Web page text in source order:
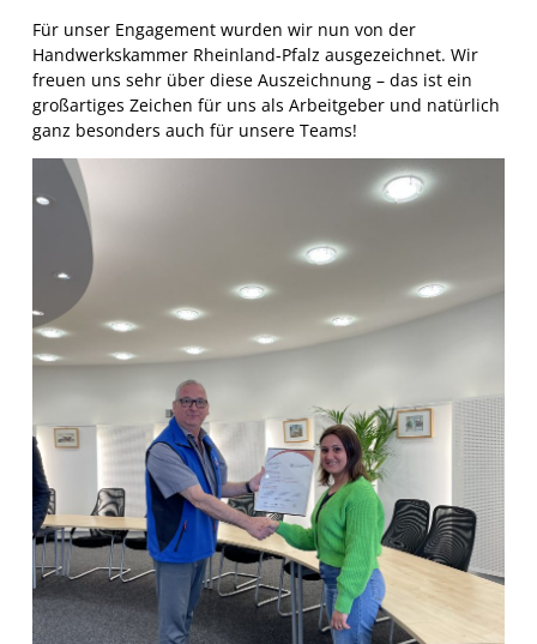
Für unser Engagement wurden wir nun von der
Handwerkskammer Rheinland-Pfalz ausgezeichnet. Wir
freuen uns sehr über diese Auszeichnung – das ist ein
großartiges Zeichen für uns als Arbeitgeber und natürlich
ganz besonders auch für unsere Teams!